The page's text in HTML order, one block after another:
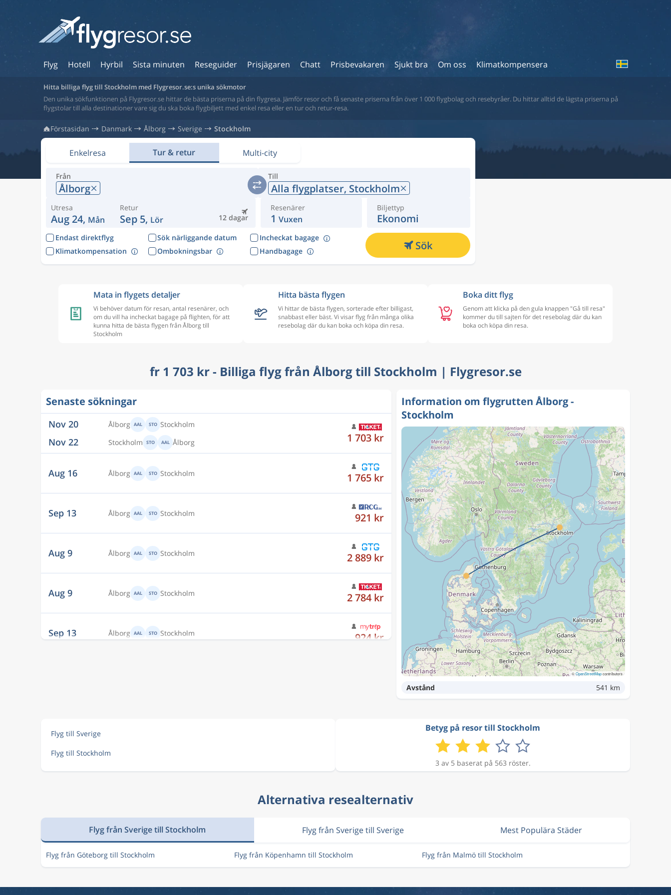
Flyg Hotell Hyrbil Sista minuten Reseguider Prisjägaren Chatt Prisbevakaren Sjukt bra Om oss Klimatkompensera
Hitta billiga flyg till Stockholm med Flygresor.se:s unika sökmotor
Den unika sökfunktionen på Flygresor.se hittar de bästa priserna på din flygresa. Jämför resor och få senaste priserna från över 1 000 flygbolag och resebyråer. Du hittar alltid de lägsta priserna på
flygstolar till alla destinationer vare sig du ska boka flygbiljett med enkel resa eller en tur och retur-resa.
Förstasidan Danmark Ålborg Sverige Stockholm
Enkelresa Tur & retur Multi-city
Från
Ålborg
Till
Alla flygplatser, Stockholm
Utresa
Aug 24, Mån 12 dagar
Retur
Sep 5, Lör
Resenärer
1 Vuxen
Biljettyp
Ekonomi
Endast direktflyg Sök närliggande datum
Incheckat bagage
Klimatkompensation
Ombokningsbar Handbagage Sök
Mata in flygets detaljer
Vi behöver datum för resan, antal resenärer, och
om du vill ha incheckat bagage på flighten, för att
kunna hitta de bästa flygen från Ålborg till
Stockholm
Hitta bästa flygen
Vi hittar de bästa flygen, sorterade efter billigast,
snabbast eller bäst. Vi visar flyg från många olika
resebolag där du kan boka och köpa din resa.
Boka ditt flyg
Genom att klicka på den gula knappen "Gå till resa"
kommer du till sajten för det resebolag där du kan
boka och köpa din resa.
fr 1 703 kr - Billiga flyg från Ålborg till Stockholm | Flygresor.se
Senaste sökningar
Nov 22 Stockholm
Aug 16 Stockholm 1 765 kr
Sep 13 Ålborg AAL STO Stockholm 921 kr
Aug 9 Ålborg AAL STO Stockholm 2 889 kr
Aug 9 Ålborg AAL STO Stockholm 2 784 kr
Sep 13 Ålborg AAL STO Stockholm 924 kr
Sep 13 Ålborg AAL STO Stockholm 938 kr
Aug 9 Ålborg
1 909 kr
Information om flygrutten Ålborg -
Stockholm
©OpenStreetMapcontributors
Avstånd 541 km
Flyg till Sverige
Flyg till Stockholm
Betyg på resor till Stockholm
3 av 5 baserat på 563 röster.
Alternativa resealternativ
Flyg från Sverige till Stockholm Flyg från Sverige till Sverige Mest Populära Städer
Flyg från Göteborg till Stockholm Flyg från Köpenhamn till Stockholm Flyg från Malmö till Stockholm